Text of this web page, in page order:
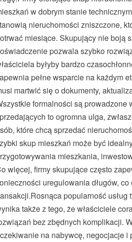
w dobrym stanie
nieruchomości zniszczone,
miesiące. Skupujący nie boją
pozwala szybko
byłyby bardzo
pełne wsparcie na każdym
martwić się o dokumenty,
formalności są prowadzone
to ogromna ulga,
które chcą sprzedać
skup mieszkań może być
mieszkania,
więcej, firmy skupujące często
uregulowania długów,
popularność
także z tego, że właściciele
bez zbędnych komplikacji.
na nabywcę, negocjacje